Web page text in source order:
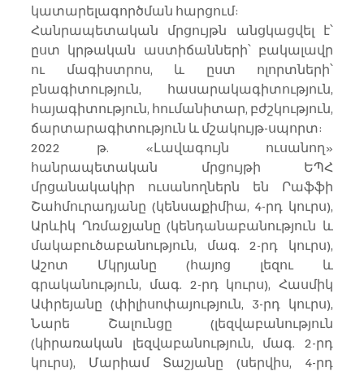
կատարելագործման հարցում:
Հանրապետական մրցույթն անցկացվել է՝
ըստ կրթական աստիճանների՝ բակալավր
ու մագիստրոս, և ըստ ոլորտների՝
բնագիտություն, հասարակագիտություն,
հայագիտություն, հումանիտար, բժշկություն,
ճարտարագիտություն և մշակույթ-սպորտ:
2022 թ. «Լավագույն ուսանող»
հանրապետական մրցույթի ԵՊՀ
մրցանակակիր ուսանողներն են Րաֆֆի
Շահմուրադյանը (կենսաքիմիա, 4-րդ կուրս),
Արևիկ Ղռմաջյանը (կենդանաբանություն և
մակաբուծաբանություն, մագ. 2-րդ կուրս),
Աշոտ Մկրյանը (հայոց լեզու և
գրականություն, մագ. 2-րդ կուրս), Հասմիկ
Ափրեյանը (փիլիսոփայություն, 3-րդ կուրս),
Նարե Շալունցը (լեզվաբանություն
(կիրառական լեզվաբանություն, մագ. 2-րդ
կուրս), Մարիամ Տաշյանը (սերվիս, 4-րդ